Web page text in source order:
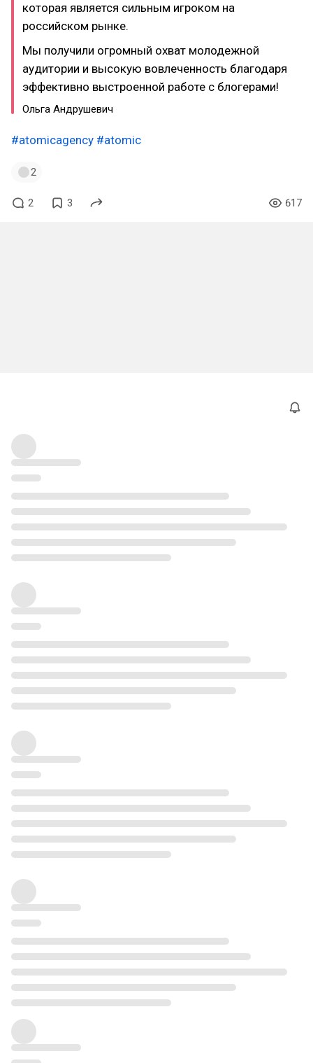
которая является сильным игроком на
российском рынке.
Мы получили огромный охват молодежной
аудитории и высокую вовлеченность благодаря
эффективно выстроенной работе с блогерами!
Ольга Андрушевич
#atomicagency #atomic
2
2 3 617